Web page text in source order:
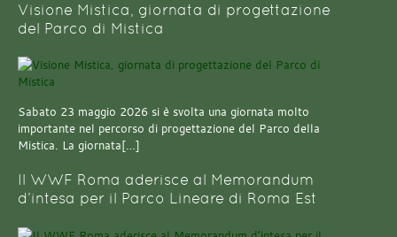
Visione Mistica, giornata di progettazione
del Parco di Mistica
Sabato 23 maggio 2026 si è svolta una giornata molto
importante nel percorso di progettazione del Parco della
Mistica. La giornata[…]
Il WWF Roma aderisce al Memorandum
d’intesa per il Parco Lineare di Roma Est